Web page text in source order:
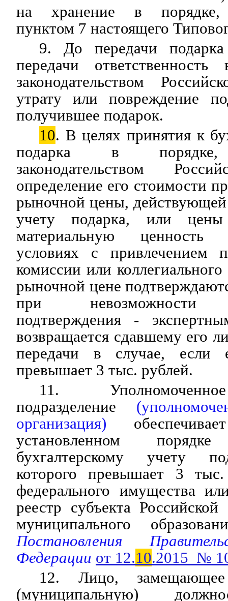
на хранение в порядке,
пунктом 7 настоящего
9. До передачи
передачи
законодательством
утрату или повреждение
получившее подарок.
10. В целях принятия к
подарка в порядке,
законодательством
определение его стоимости
рыночной цены, действующей
учету подарка, или
материальную
условиях с привлечением
комиссии или
рыночной цене
при невозможности
подтверждения -
возвращается сдавшему его
передачи в случае, если
превышает 3 тыс. рублей.
11.
подразделение
организация)
установленном
бухгалтерскому учету
которого превышает 3
федерального имущества
реестр субъекта
муниципального
Постановления
Федерации от 12.10.2015 №
12. Лицо, замещающее
(муниципальную)